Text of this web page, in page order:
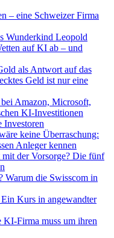
– eine Schweizer Firma
Wunderkind Leopold
auf KI ab – und
als Antwort auf das
Geld ist nur eine
Amazon, Microsoft,
KI-Investitionen
Investoren
keine Überraschung:
Anleger kennen
mit der Vorsorge? Die fünf
Warum die Swisscom in
Kurs in angewandter
Firma muss um ihren